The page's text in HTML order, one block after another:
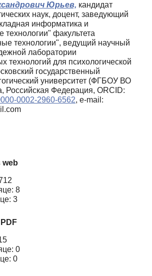
Юрьев, кандидат
наук, доцент, заведующий
информатика и
технологии" факультета
технологии", ведущий научный
лаборатории
технологий для психологической
государственный
университет (ФГБОУ ВО
Российская Федерация, ORCID:
0002-2960-6562, e-mail:
web
8
3
0
0